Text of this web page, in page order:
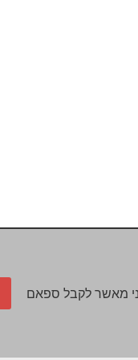
מאשר לקבל ספאם